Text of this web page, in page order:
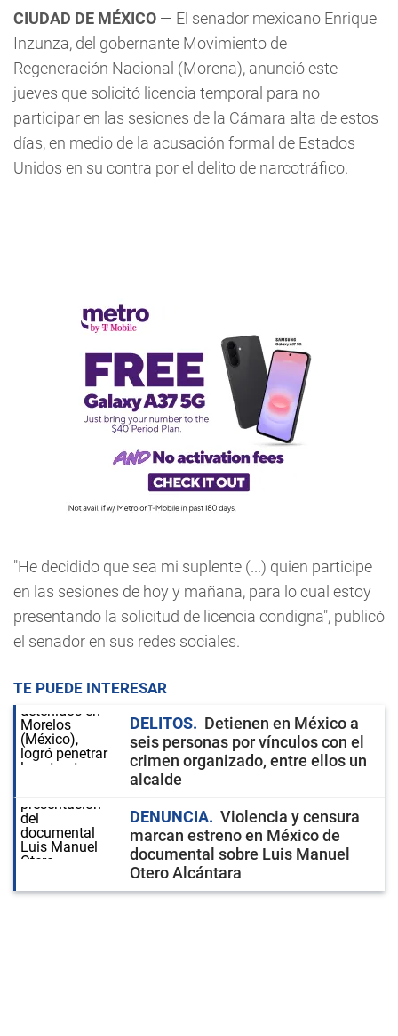
CIUDAD DE MÉXICO — El senador mexicano Enrique
Inzunza, del gobernante Movimiento de
Regeneración Nacional (Morena), anunció este
jueves que solicitó licencia temporal para no
participar en las sesiones de la Cámara alta de estos
días, en medio de la acusación formal de Estados
Unidos en su contra por el delito de narcotráfico.
"He decidido que sea mi suplente (...) quien participe
en las sesiones de hoy y mañana, para lo cual estoy
presentando la solicitud de licencia condigna", publicó
el senador en sus redes sociales.
TE PUEDE INTERESAR
DELITOS
Detienen en México a
seis personas por vínculos con el
crimen organizado, entre ellos un
alcalde
DENUNCIA
Violencia y censura
marcan estreno en México de
documental sobre Luis Manuel
Otero Alcántara